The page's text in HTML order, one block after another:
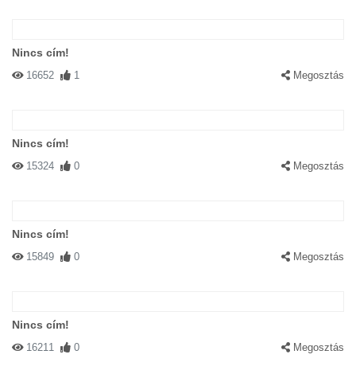
Nincs cím!
16652 1 Megosztás
Nincs cím!
15324 0 Megosztás
Nincs cím!
15849 0 Megosztás
Nincs cím!
16211 0 Megosztás